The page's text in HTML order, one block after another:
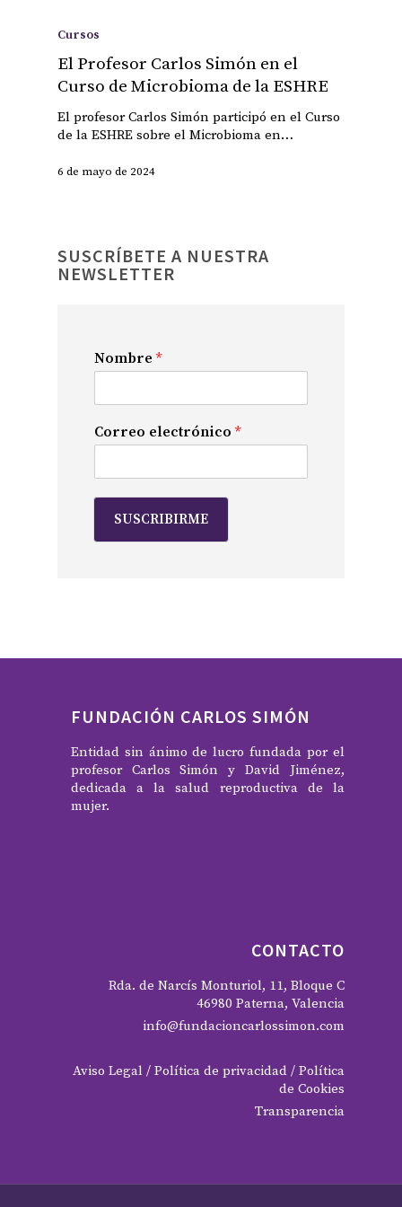
Cursos
El Profesor Carlos Simón en el
Curso de Microbioma de la ESHRE
El profesor Carlos Simón participó en el Curso
de la ESHRE sobre el Microbioma en…
6 de mayo de 2024
SUSCRÍBETE A NUESTRA
NEWSLETTER
Nombre *
Correo electrónico *
SUSCRIBIRME
FUNDACIÓN CARLOS SIMÓN
Entidad sin ánimo de lucro fundada por el
profesor Carlos Simón y David Jiménez,
dedicada a la salud reproductiva de la
mujer.
CONTACTO
Rda. de Narcís Monturiol, 11, Bloque C
46980 Paterna, Valencia
info@fundacioncarlossimon.com
Aviso Legal / Política de privacidad / Política
de Cookies
Transparencia